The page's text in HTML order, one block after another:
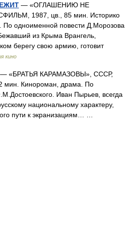
— «ОГЛАШЕНИЮ НЕ
1987, цв., 85 мин. Историко
По одноименной повести Д.Морозова
из Крыма Врангель,
берегу свою армию, готовит
кино
— «БРАТЬЯ КАРАМАЗОВЫ», СССР,
мин. Кинороман, драма. По
Иван Пырьев, всегда
национальному характеру,
пути к экранизациям… …